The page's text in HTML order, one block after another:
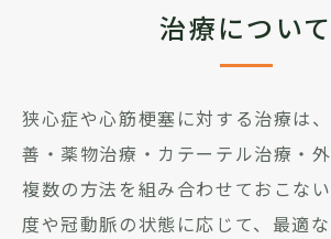
治療について
狭心症や心筋梗塞に対する治療は
善・薬物治療・カテーテル治療・
複数の方法を組み合わせておこな
度や冠動脈の状態に応じて、最適